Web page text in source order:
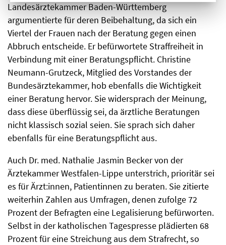
Landesärztekammer Baden-Württemberg
argumentierte für deren Beibehaltung, da sich ein
Viertel der Frauen nach der Beratung gegen einen
Abbruch entscheide. Er befürwortete Straffreiheit in
Verbindung mit einer Beratungspflicht. Christine
Neumann-Grutzeck, Mitglied des Vorstandes der
Bundesärztekammer, hob ebenfalls die Wichtigkeit
einer Beratung hervor. Sie widersprach der Meinung,
dass diese überflüssig sei, da ärztliche Beratungen
nicht klassisch sozial seien. Sie sprach sich daher
ebenfalls für eine Beratungspflicht aus.
Auch Dr. med. Nathalie Jasmin Becker von der
Ärztekammer Westfalen-Lippe unterstrich, prioritär sei
es für Ärzt:innen, Patientinnen zu beraten. Sie zitierte
weiterhin Zahlen aus Umfragen, denen zufolge 72
Prozent der Befragten eine Legalisierung befürworten.
Selbst in der katholischen Tagespresse plädierten 68
Prozent für eine Streichung aus dem Strafrecht, so